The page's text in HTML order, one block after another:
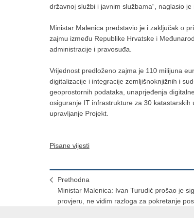
državnoj službi i javnim službama“, naglasio je
Ministar Malenica predstavio je i zaključak o
zajmu između Republike Hrvatske i
administracije i pravosuđa.
Vrijednost predloženo zajma je 110 milijuna
digitalizacije i integracije zemljišnoknjižnih i
geoprostornih podataka, unaprjeđenja
osiguranje IT infrastrukture za 30
upravljanje Projekt.
Pisane vijesti
Prethodna
Ministar Malenica: Ivan Turudić prošao je
provjeru, ne vidim razloga za pokretanje